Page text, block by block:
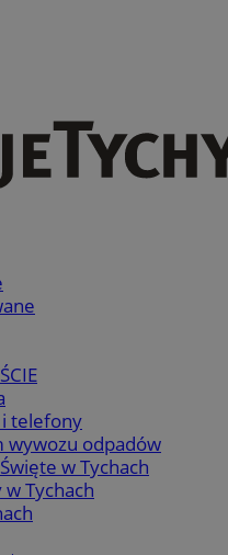
telefony
wywozu odpadów
w Tychach
w Tychach